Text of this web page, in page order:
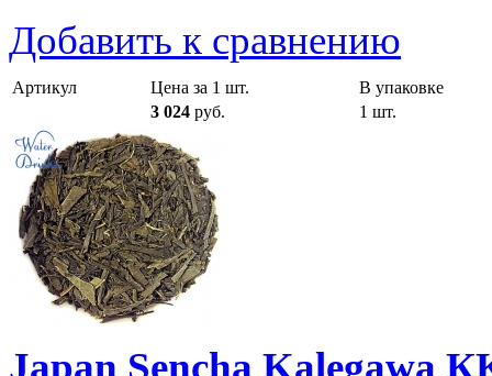
Добавить к сравнению
Артикул Цена за 1 шт.
В упаковке
3 024 руб. 1 шт.
Japan Sencha Kalegawa